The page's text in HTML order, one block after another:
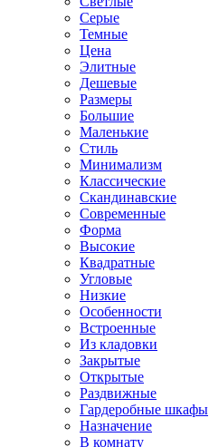
Серые
Темные
Цена
Элитные
Дешевые
Размеры
Большие
Маленькие
Стиль
Минимализм
Классические
Скандинавские
Современные
Форма
Высокие
Квадратные
Угловые
Низкие
Особенности
Встроенные
Из кладовки
Закрытые
Открытые
Раздвижные
Гардеробные шкафы
Назначение
В комнату